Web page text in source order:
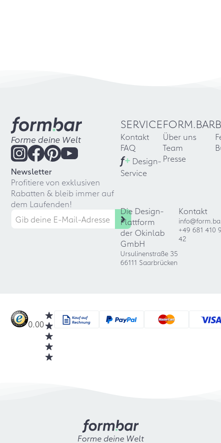
Forme deine Welt
Newsletter
Profitiere von exklusiven
Rabatten & bleib immer auf
dem Laufenden!
SERVICE
Kontakt
FAQ
f+ Design-
Service
FORM.BAR
Über uns
Team
Presse
Die Design-
Plattform
der Okinlab
GmbH
Ursulinenstraße 35
66111 Saarbrücken
Kontakt
+49 681 410
42
0.00
Forme deine Welt